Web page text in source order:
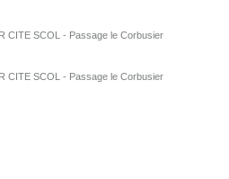
CITE SCOL - Passage le Corbusier
CITE SCOL - Passage le Corbusier